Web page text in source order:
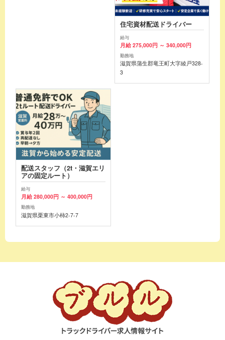
住宅資材配送ドライバー
給与
月給 275,000円 ～ 340,000円
勤務地
滋賀県蒲生郡竜王町大字綾戸328-
3
配送スタッフ（2t・滋賀エリ
アの固定ルート）
給与
月給 280,000円 ～ 400,000円
勤務地
滋賀県栗東市小柿2-7-7